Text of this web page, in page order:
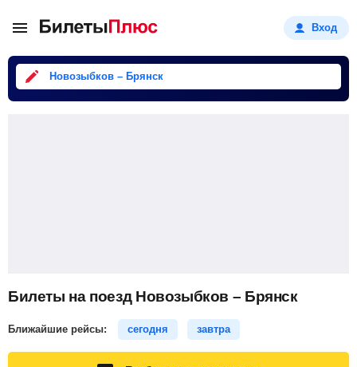
Вход
Новозыбков – Брянск
Билеты на поезд Новозыбков – Брянск
Ближайшие рейсы: сегодня завтра